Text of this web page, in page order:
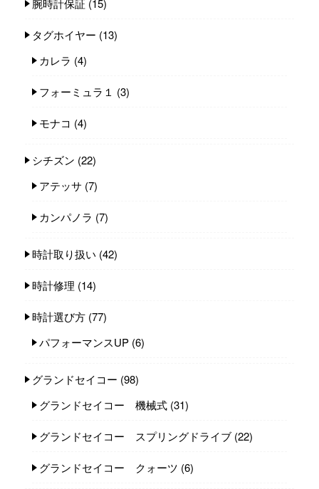
腕時計保証 (15)
タグホイヤー (13)
カレラ (4)
フォーミュラ１ (3)
モナコ (4)
シチズン (22)
アテッサ (7)
カンパノラ (7)
時計取り扱い (42)
時計修理 (14)
時計選び方 (77)
パフォーマンスUP (6)
グランドセイコー (98)
グランドセイコー 機械式 (31)
グランドセイコー スプリングドライブ (22)
グランドセイコー クォーツ (6)